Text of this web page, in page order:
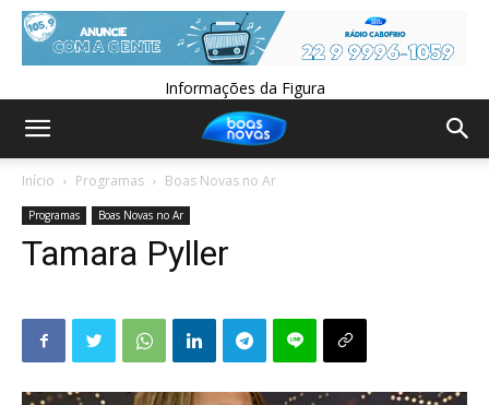
Informações da Figura
Início Programas Boas Novas no Ar
Programas Boas Novas no Ar
Tamara Pyller